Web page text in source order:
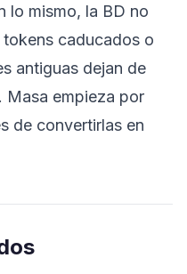
lo mismo, la BD no
caducados o
antiguas dejan de
Masa empieza por
de convertirlas en